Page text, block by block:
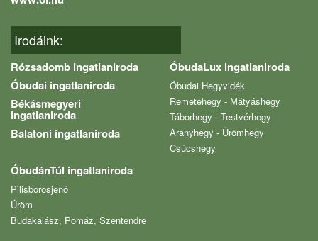
Irodáink:
Rózsadomb ingatlaniroda
Óbudai ingatlaniroda
Békásmegyeri
ingatlaniroda
Balatoni ingatlaniroda
ÓbudaLux ingatlaniroda
Óbudai Hegyvidék
Remetehegy - Mátyáshegy
Táborhegy - Testvérhegy
Aranyhegy - Ürömhegy
Csúcshegy
ÓbudánTúl ingatlaniroda
Pilisborosjenő
Üröm
Budakalász, Pomáz, Szentendre